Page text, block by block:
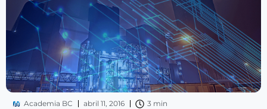
Academia BC abril 11, 2016 3 min